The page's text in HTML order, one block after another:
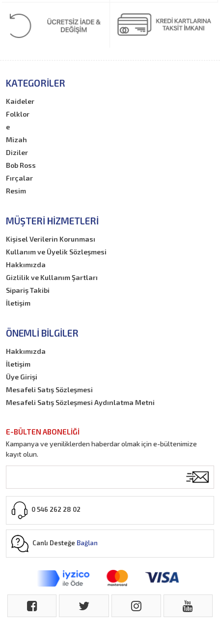
KATEGORILER
Kaideler
Folklor
e
Mizah
Diziler
Bob Ross
Fırçalar
Resim
MÜŞTERI HIZMETLERI
Kişisel Verilerin Korunması
Kullanım ve Üyelik Sözleşmesi
Hakkımızda
Gizlilik ve Kullanım Şartları
Sipariş Takibi
İletişim
ÖNEMLI BILGILER
Hakkımızda
İletişim
Üye Girişi
Mesafeli Satış Sözleşmesi
Mesafeli Satış Sözleşmesi Aydınlatma Metni
E-BÜLTEN ABONELİĞİ
Kampanya ve yeniliklerden haberdar olmak için e-bültenimize
kayıt olun.
0 546 262 28 02
Canlı Desteğe Bağlan